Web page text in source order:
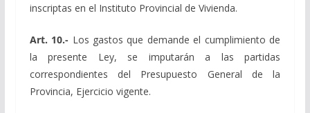
inscriptas en el Instituto Provincial de Vivienda.
Art. 10.- Los gastos que demande el cumplimiento de
la presente Ley, se imputarán a las partidas
correspondientes del Presupuesto General de la
Provincia, Ejercicio vigente.